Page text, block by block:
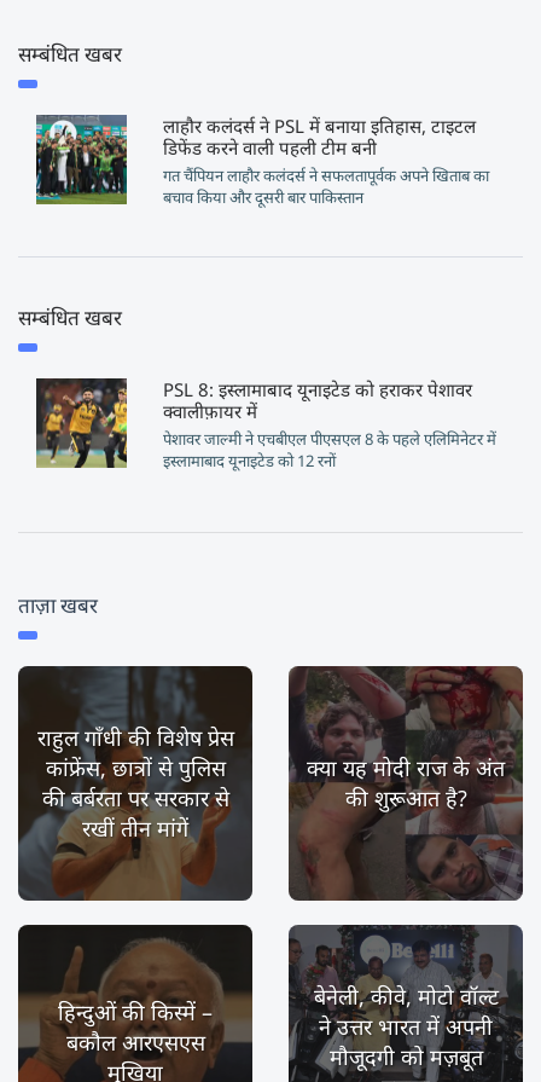
सम्बंधित खबर
लाहौर कलंदर्स ने PSL में बनाया इतिहास, टाइटल
डिफेंड करने वाली पहली टीम बनी
गत चैंपियन लाहौर कलंदर्स ने सफलतापूर्वक अपने खिताब का
बचाव किया और दूसरी बार पाकिस्तान
सम्बंधित खबर
PSL 8: इस्लामाबाद यूनाइटेड को हराकर पेशावर
क्वालीफ़ायर में
पेशावर जाल्मी ने एचबीएल पीएसएल 8 के पहले एलिमिनेटर में
इस्लामाबाद यूनाइटेड को 12 रनों
ताज़ा खबर
राहुल गाँधी की विशेष प्रेस
कांफ्रेंस, छात्रों से पुलिस
की बर्बरता पर सरकार से
रखीं तीन मांगें
क्या यह मोदी राज के अंत
की शुरूआत है?
हिन्दुओं की किस्में –
बकौल आरएसएस
मुखिया
बेनेली, कीवे, मोटो वॉल्ट
ने उत्तर भारत में अपनी
मौजूदगी को मज़बूत